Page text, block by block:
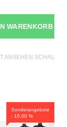
WARENKORB
ANSEHEN
Sonderangebote
- 15,00 %